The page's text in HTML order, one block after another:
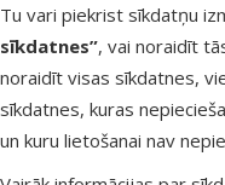
Tu vari piekrist sīkdatņu
sīkdatnes”, vai noraidīt
noraidīt visas sīkdatnes,
sīkdatnes, kuras
un kuru lietošanai nav
Filtrs
Kārtot pēc